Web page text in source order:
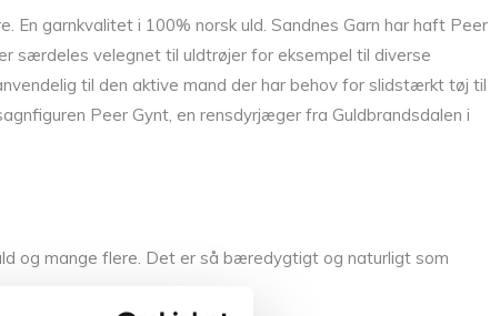
En garnkvalitet i 100% norsk uld. Sandnes Garn har haft Peer
særdeles velegnet til uldtrøjer for eksempel til diverse
til den aktive mand der har behov for slidstærkt tøj til
Peer Gynt, en rensdyrjæger fra Guldbrandsdalen i
og mange flere. Det er så bæredygtigt og naturligt som